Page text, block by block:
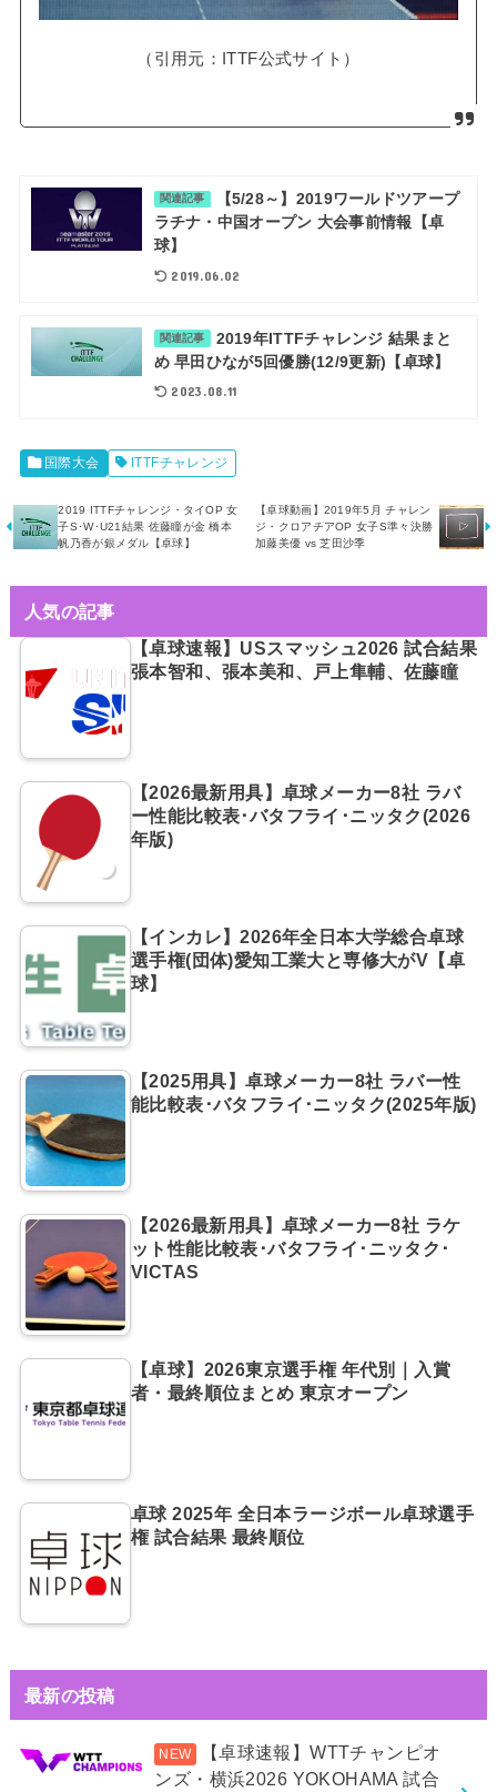
（引用元：ITTF公式サイト）
関連記事
【5/28～】2019ワールドツアープ
ラチナ・中国オープン 大会事前情報【卓
球】
2019.06.02
関連記事
2019年ITTFチャレンジ 結果まと
め 早田ひなが5回優勝(12/9更新)【卓球】
2023.08.11
国際大会 ITTFチャレンジ
2019 ITTFチャレンジ・タイOP 女
子S･W･U21結果 佐藤瞳が金 橋本
帆乃香が銀メダル【卓球】
【卓球動画】2019年5月 チャレン
ジ・クロアチアOP 女子S準々決勝
加藤美優 vs 芝田沙季
人気の記事
【卓球速報】USスマッシュ2026 試合結果
張本智和、張本美和、戸上隼輔、佐藤瞳
【2026最新用具】卓球メーカー8社 ラバ
ー性能比較表･バタフライ･ニッタク(2026
年版)
【インカレ】2026年全日本大学総合卓球
選手権(団体)愛知工業大と専修大がV【卓
球】
【2025用具】卓球メーカー8社 ラバー性
能比較表･バタフライ･ニッタク(2025年版)
【2026最新用具】卓球メーカー8社 ラケ
ット性能比較表･バタフライ･ニッタク･
VICTAS
【卓球】2026東京選手権 年代別｜入賞
者・最終順位まとめ 東京オープン
卓球 2025年 全日本ラージボール卓球選手
権 試合結果 最終順位
最新の投稿
【卓球速報】WTTチャンピオ
ンズ・横浜2026 YOKOHAMA 試合